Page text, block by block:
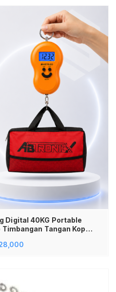
Digital 40KG Portable
Tangan Koper
Presisi Kuat Kokoh